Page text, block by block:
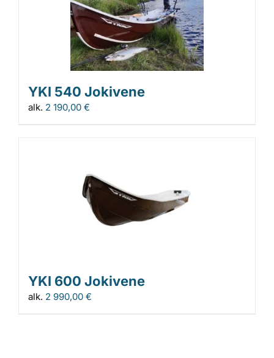
YKI 540 Jokivene
alk. 2 190,00 €
YKI 600 Jokivene
alk. 2 990,00 €